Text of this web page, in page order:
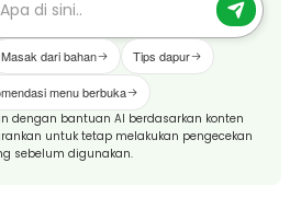
Masak dari bahan Tips dapur
menu berbuka
dengan bantuan AI berdasarkan konten
untuk tetap melakukan pengecekan
sebelum digunakan.